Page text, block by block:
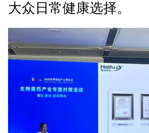
大众日常健康选择。